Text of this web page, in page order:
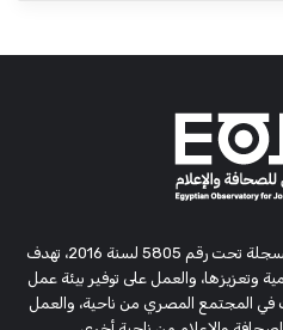
مؤسسة بحثية وحقوقية مستقلة، مسجلة تحت رقم 5805 لسنة 2016، تهدف
وتعزيزها، والعمل على توفير بيئة عمل
المجتمع المصري من ناحية، والعمل